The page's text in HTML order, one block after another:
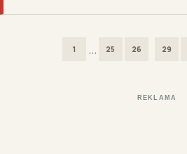
1 ... 25 26 29
REKLAMA